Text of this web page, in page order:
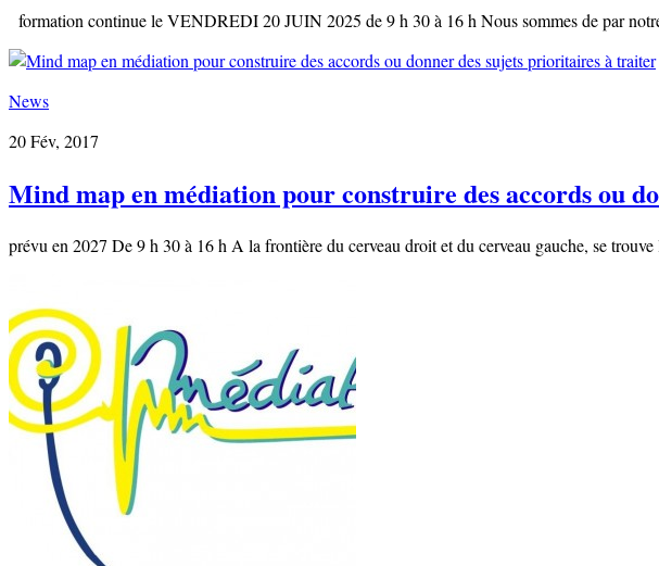
formation continue le VENDREDI 20 JUIN 2025 de 9 h 30 à 16 h Nous sommes de par
News
20 Fév, 2017
Mind map en médiation pour construire des accords ou
prévu en 2027 De 9 h 30 à 16 h A la frontière du cerveau droit et du cerveau gauche, se